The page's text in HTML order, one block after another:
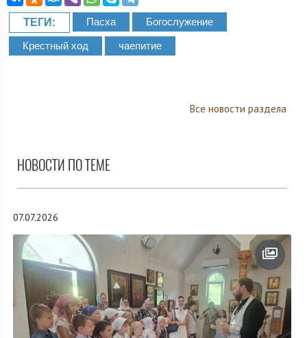
ТЕГИ: Пасха Богослужение
Крестный ход чаепитие
Все новости раздела
НОВОСТИ ПО ТЕМЕ
07.07.2026